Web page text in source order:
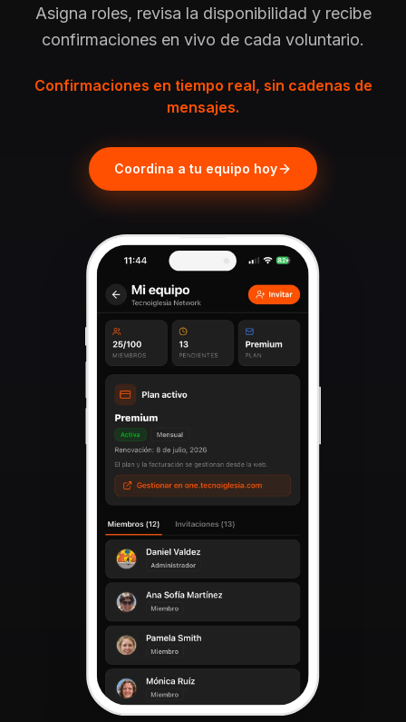
Asigna roles, revisa la disponibilidad y recibe
confirmaciones en vivo de cada voluntario.
Confirmaciones en tiempo real, sin cadenas de
mensajes.
Coordina a tu equipo hoy